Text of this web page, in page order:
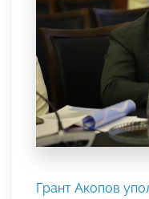
Грант Акопов